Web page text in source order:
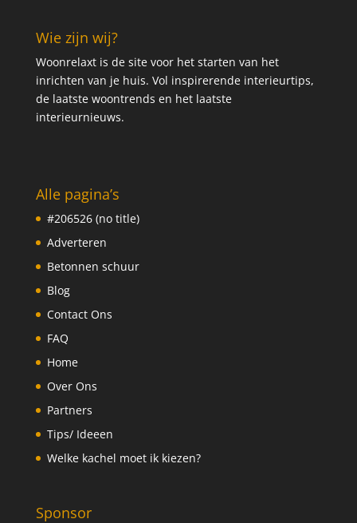
Wie zijn wij?
Woonrelaxt is de site voor het starten van het
inrichten van je huis. Vol inspirerende interieurtips,
de laatste woontrends en het laatste
interieurnieuws.
Alle pagina’s
#206526 (no title)
Adverteren
Betonnen schuur
Blog
Contact Ons
FAQ
Home
Over Ons
Partners
Tips/ Ideeen
Welke kachel moet ik kiezen?
Sponsor